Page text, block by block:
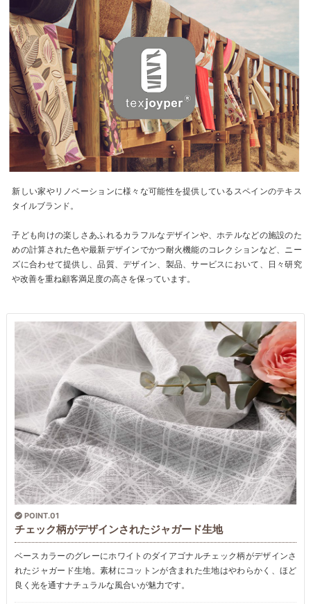
新しい家やリノベーションに様々な可能性を提供しているスペインのテキス
タイルブランド。
子ども向けの楽しさあふれるカラフルなデザインや、ホテルなどの施設のた
めの計算された色や最新デザインでかつ耐火機能のコレクションなど、ニー
ズに合わせて提供し、品質、デザイン、製品、サービスにおいて、日々研究
や改善を重ね顧客満足度の高さを保っています。
POINT.01
チェック柄がデザインされたジャガード生地
ベースカラーのグレーにホワイトのダイアゴナルチェック柄がデザインさ
れたジャガード生地。素材にコットンが含まれた生地はやわらかく、ほど
良く光を通すナチュラルな風合いが魅力です。